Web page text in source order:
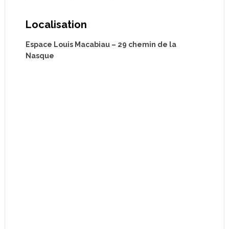
Localisation
Espace Louis Macabiau – 29 chemin de la
Nasque